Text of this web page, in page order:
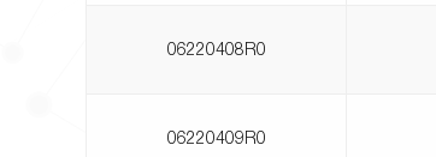
06220408R0
06220409R0